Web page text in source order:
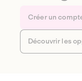
Créer un
Découvrir les